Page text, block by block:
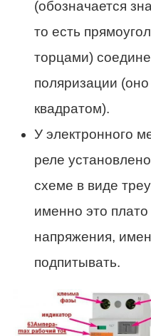
(обозначается
то есть
торцами)
поляризации
квадратом).
У электронного
реле
схеме в виде
именно это
напряжения,
подпитывать.